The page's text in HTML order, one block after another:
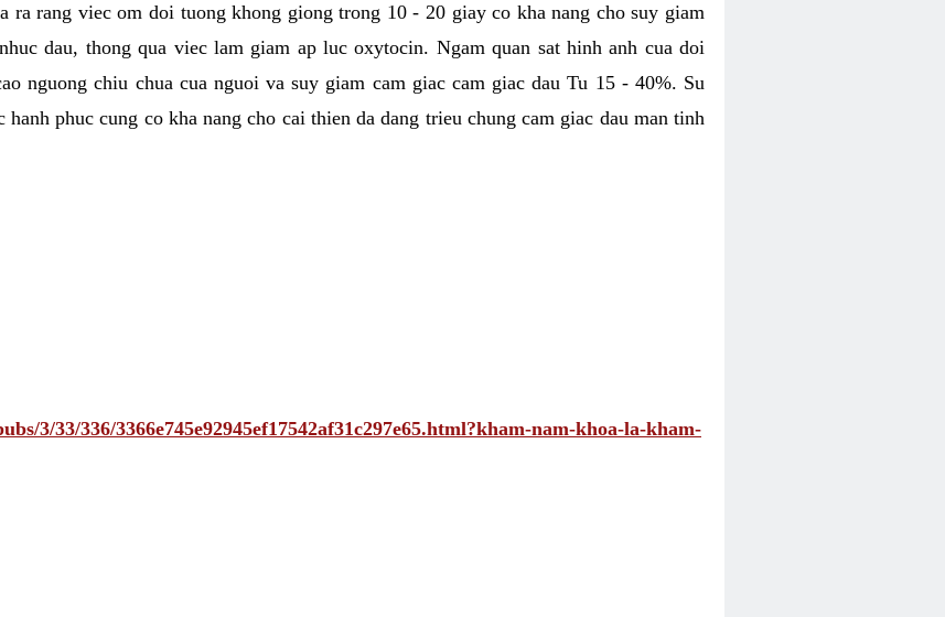
ra rang viec om doi tuong khong giong trong 10 - 20 giay co kha nang cho suy giam
dau, thong qua viec lam giam ap luc oxytocin. Ngam quan sat hinh anh cua doi
nguong chiu chua cua nguoi va suy giam cam giac cam giac dau Tu 15 - 40%. Su
phuc cung co kha nang cho cai thien da dang trieu chung cam giac dau man tinh
3/33/336/3366e745e92945ef17542af31c297e65.html?kham-nam-khoa-la-kham-